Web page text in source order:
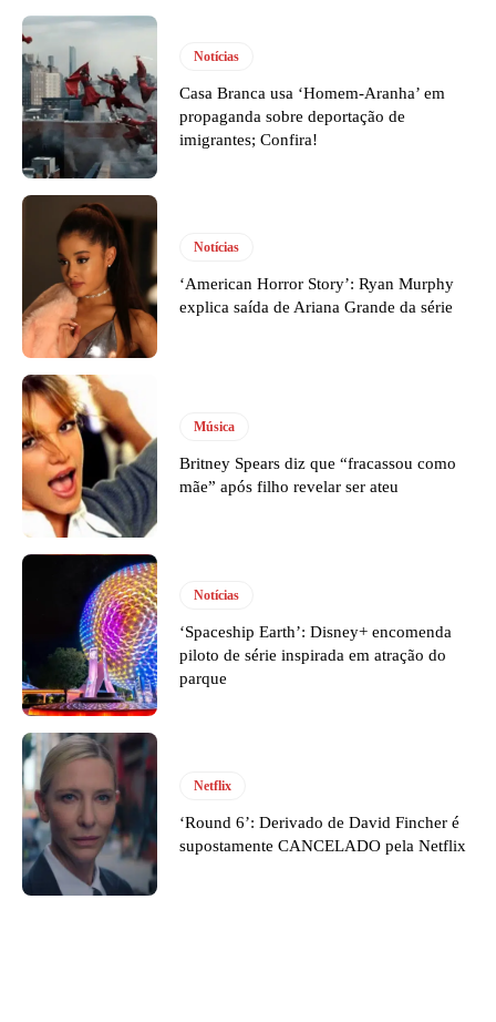
Notícias
Casa Branca usa ‘Homem-Aranha’ em
propaganda sobre deportação de
imigrantes; Confira!
Notícias
‘American Horror Story’: Ryan Murphy
explica saída de Ariana Grande da série
Música
Britney Spears diz que “fracassou como
mãe” após filho revelar ser ateu
Notícias
‘Spaceship Earth’: Disney+ encomenda
piloto de série inspirada em atração do
parque
Netflix
‘Round 6’: Derivado de David Fincher é
supostamente CANCELADO pela Netflix